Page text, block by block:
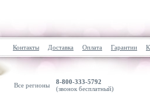
Контакты Доставка Оплата Гарантии
Все регионы
8-800-333-5792
(звонок бесплатный)